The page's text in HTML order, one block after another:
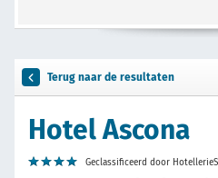
Terug naar de resultaten
Hotel Ascona
Geclassificeerd door